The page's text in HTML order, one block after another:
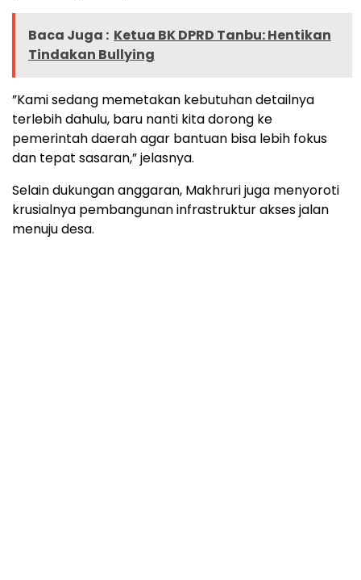
Baca Juga : Ketua BK DPRD Tanbu: Hentikan
Tindakan Bullying
”Kami sedang memetakan kebutuhan detailnya
terlebih dahulu, baru nanti kita dorong ke
pemerintah daerah agar bantuan bisa lebih fokus
dan tepat sasaran,” jelasnya.
Selain dukungan anggaran, Makhruri juga menyoroti
krusialnya pembangunan infrastruktur akses jalan
menuju desa.